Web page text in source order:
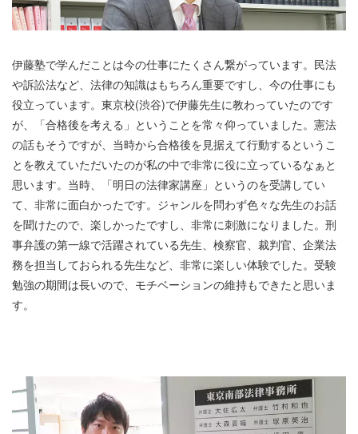
伊藤塾で学んだことは今の仕事にたくさん繋がっています。民法
や訴訟法など、法律の知識はもちろん重要ですし、今の仕事にも
役立っています。東京校(渋谷)で伊藤先生に教わっていたのです
が、「合格後を考える」ということを常々仰っていました。憲法
の話もそうですが、当時から合格後を見据えて行動するというこ
とを教えていただいたのが私の中で非常に役に立っているなぁと
思います。当時、「明日の法律家講座」というのを受講してい
て、非常に面白かったです。ジャンルを問わず色々な先生のお話
を聞けたので、楽しかったですし、非常に刺激になりました。刑
事弁護の第一線で活躍されている先生、検察官、裁判官、企業法
務を担当しておられる先生など、非常に楽しい体験でした。受験
勉強の期間は長いので、モチベーションの維持もできたと思いま
す。